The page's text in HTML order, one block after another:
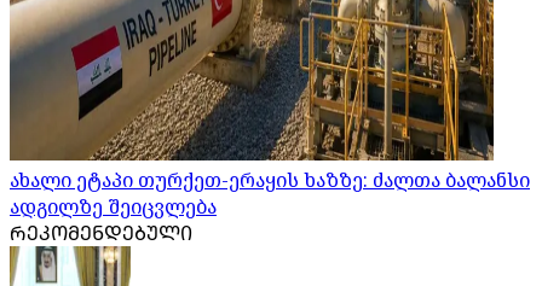
ახალი ეტაპი თურქეთ-ერაყის ხაზზე: ძალთა ბალანსი
ადგილზე შეიცვლება
ᲠᲔᲙᲝᲛᲔᲜᲓᲔᲑᲣᲚᲘ